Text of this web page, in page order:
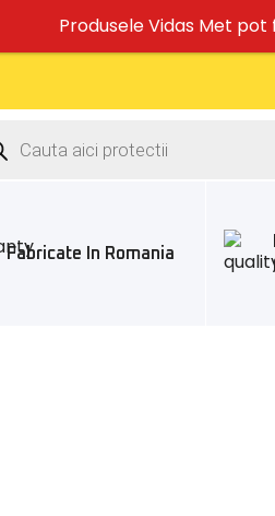
Fabricate In Romania
Produsele Vidas Met